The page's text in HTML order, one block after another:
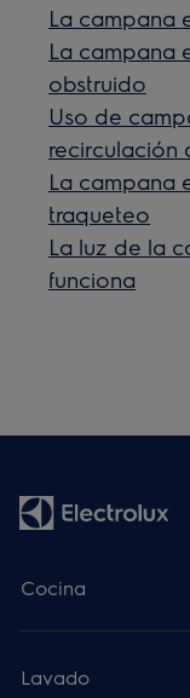
La campana
La campana
obstruido
Uso de
recirculación
La campana
traqueteo
La luz de la
funciona
Cocina
Lavado